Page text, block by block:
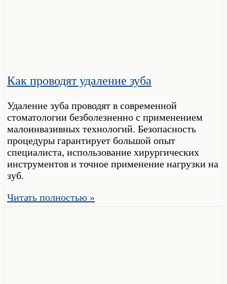
Как проводят удаление зуба
Удаление зуба проводят в современной
стоматологии безболезненно с применением
малоинвазивных технологий. Безопасность
процедуры гарантирует большой опыт
специалиста, использование хирургических
инструментов и точное применение нагрузки на
зуб.
Читать полностью »